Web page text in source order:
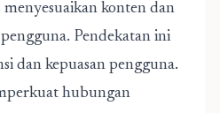
konten dan
Pendekatan ini
dan kepuasan pengguna.
hubungan